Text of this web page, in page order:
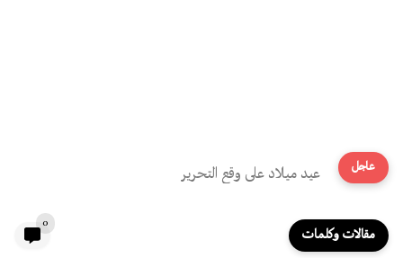
عاجل عيد ميلاد على وقع التحرير
مقالات وكلمات
0